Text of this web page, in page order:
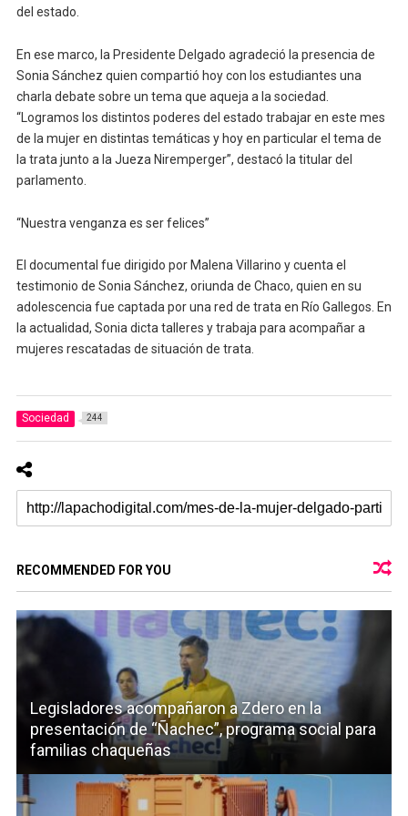
del estado.
En ese marco, la Presidente Delgado agradeció la presencia de
Sonia Sánchez quien compartió hoy con los estudiantes una
charla debate sobre un tema que aqueja a la sociedad.
“Logramos los distintos poderes del estado trabajar en este mes
de la mujer en distintas temáticas y hoy en particular el tema de
la trata junto a la Jueza Niremperger”, destacó la titular del
parlamento.
“Nuestra venganza es ser felices”
El documental fue dirigido por Malena Villarino y cuenta el
testimonio de Sonia Sánchez, oriunda de Chaco, quien en su
adolescencia fue captada por una red de trata en Río Gallegos. En
la actualidad, Sonia dicta talleres y trabaja para acompañar a
mujeres rescatadas de situación de trata.
Sociedad 244
RECOMMENDED FOR YOU
Legisladores acompañaron a Zdero en la
presentación de “Ñachec”, programa social para
familias chaqueñas